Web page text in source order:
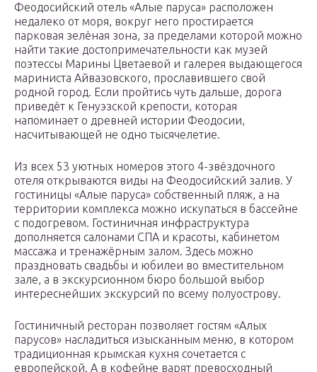
Феодосийский отель «Алые паруса» расположен
недалеко от моря, вокруг него простирается
парковая зелёная зона, за пределами которой можно
найти такие достопримечательности как музей
поэтессы Марины Цветаевой и галерея выдающегося
мариниста Айвазовского, прославившего свой
родной город. Если пройтись чуть дальше, дорога
приведёт к Генуэзской крепости, которая
напоминает о древней истории Феодосии,
насчитывающей не одно тысячелетие.
Из всех 53 уютных номеров этого 4-звёздочного
отеля открываются виды на Феодосийский залив. У
гостиницы «Алые паруса» собственный пляж, а на
территории комплекса можно искупаться в бассейне
с подогревом. Гостиничная инфраструктура
дополняется салонами СПА и красоты, кабинетом
массажа и тренажёрным залом. Здесь можно
праздновать свадьбы и юбилеи во вместительном
зале, а в экскурсионном бюро большой выбор
интереснейших экскурсий по всему полуострову.
Гостиничный ресторан позволяет гостям «Алых
парусов» насладиться изысканным меню, в котором
традиционная крымская кухня сочетается с
европейской. А в кофейне варят превосходный